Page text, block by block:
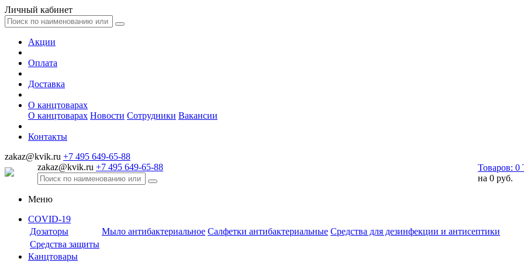
Личный кабинет
Акции
Оплата
Доставка
О канцтоварах
О канцтоварах Новости Сотрудники Вакансии
Контакты
zakaz@kvik.ru +7 495 649-65-88
zakaz@kvik.ru +7 495 649-65-88 Товаров: 0
на 0 руб.
Меню
COVID-19
Дозаторы
Мыло антибактериальное Салфетки антибактериальные Средства для дезинфекции и антисептики
Средства защиты
Канцтовары